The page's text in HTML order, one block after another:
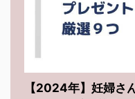
【2024年】妊婦さ